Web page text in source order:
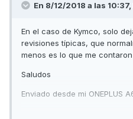
En 8/12/2018 a las 10:37,
En el caso de Kymco, solo
revisiones típicas, que
menos es lo que me
Saludos
Enviado desde mi ONEPLUS